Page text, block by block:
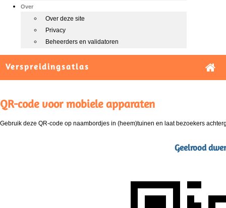
Over
Over deze site
Privacy
Beheerders en validatoren
Verspreidingsatlas
QR-code voor mobiele apparaten
Gebruik deze QR-code op naambordjes in (heem)tuinen en laat bezoekers
Geelrood